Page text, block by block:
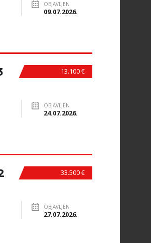
OBJAVLJEN
09.07.2026.
13.100 €
OBJAVLJEN
24.07.2026.
33.500 €
OBJAVLJEN
27.07.2026.